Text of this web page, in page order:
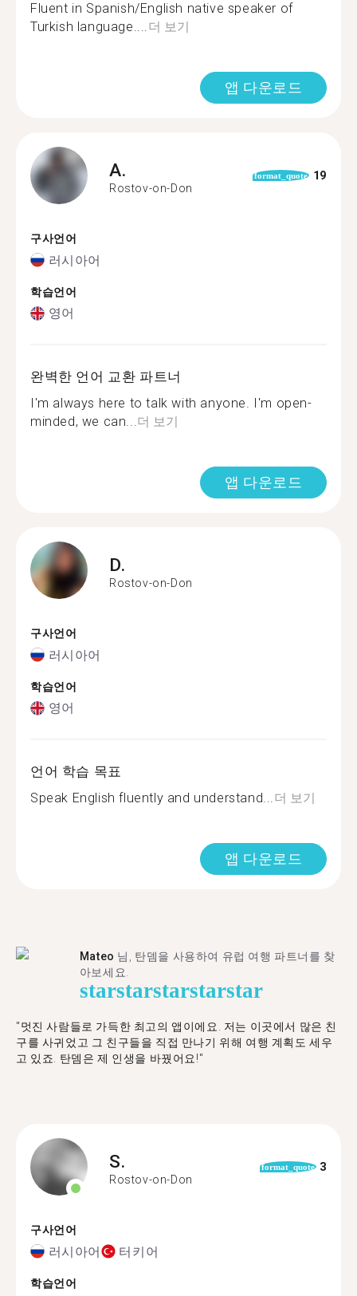
Fluent in Spanish/English native speaker of
Turkish language....더 보기
앱 다운로드
A.
Rostov-on-Don
format_quote 19
구사언어
러시아어
학습언어
영어
완벽한 언어 교환 파트너
I'm always here to talk with anyone. I'm open-
minded, we can...더 보기
앱 다운로드
D.
Rostov-on-Don
구사언어
러시아어
학습언어
영어
언어 학습 목표
Speak English fluently and understand...더 보기
앱 다운로드
Mateo 님, 탄뎀을 사용하여 유럽 여행 파트너를 찾
아보세요.
starstarstarstarstar
"멋진 사람들로 가득한 최고의 앱이에요. 저는 이곳에서 많은 친
구를 사귀었고 그 친구들을 직접 만나기 위해 여행 계획도 세우
고 있죠. 탄뎀은 제 인생을 바꿨어요!"
S.
Rostov-on-Don
format_quote 3
구사언어
러시아어 터키어
학습언어